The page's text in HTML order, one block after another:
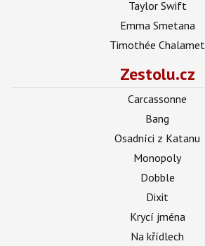
Taylor Swift
Emma Smetana
Timothée Chalamet
Zestolu.cz
Carcassonne
Bang
Osadníci z Katanu
Monopoly
Dobble
Dixit
Krycí jména
Na křídlech